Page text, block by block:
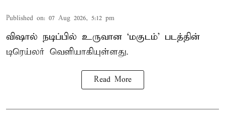
Published on: 07 Aug 2026, 5:12 pm
விஷால் நடிப்பில் உருவான ‘மகுடம்’ படத்தின்
டிரெய்லர் வெளியாகியுள்ளது.
Read More